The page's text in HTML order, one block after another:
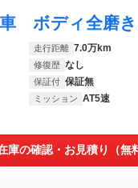
走行距離 7.0万km
修復歴 なし
保証付 保証無
ミッション AT5速
庫の確認・お見積り（無